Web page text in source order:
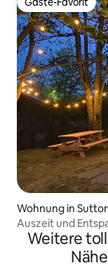
Gäste-Favorit
Wohnung in
Auszeit und
Weitere